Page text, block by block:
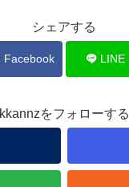
シェアする
Facebook LINE
kkannzをフォローする